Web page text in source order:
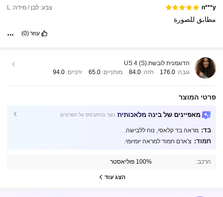
n***y צבע: לבן / מידה: L
مطابق للصورة
עוזר(0)
הדוגמנית לובשת:US 4 (S)
גובה: 176.0 חזה:84.0 מותניים: 65.0 ירכיים: 94.0
פרטי המוצר
מאפיינים של בינה מלאכותית נוצר בהתבסס על הפרטים
בד: מראה בד קלאסי, נוח ללבישה.
חמוד: צ'ארם חמוד למראה יומיומי.
הרכב: 100% פוליאסטר
הצג עוד
4.84 133K עוקבים